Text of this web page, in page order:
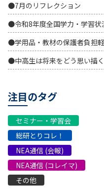
●7月のリフレクション
●令和8年度全国学力・学習状
●学用品・教材の保護者負担
●中高生は将来をどう思い描
注目のタグ
セミナー・学習会
総研とりコレ！
NEA通信 (会報)
NEA通信 (コレイマ)
その他